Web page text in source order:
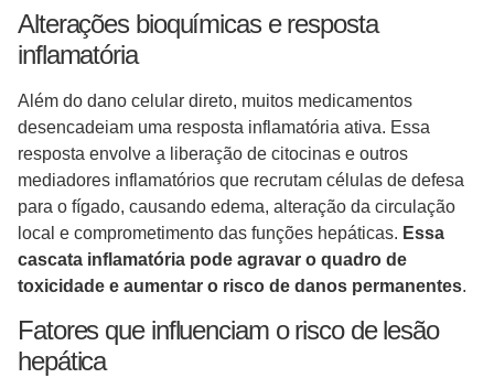
Alterações bioquímicas e resposta
inflamatória
Além do dano celular direto, muitos medicamentos
desencadeiam uma resposta inflamatória ativa. Essa
resposta envolve a liberação de citocinas e outros
mediadores inflamatórios que recrutam células de defesa
para o fígado, causando edema, alteração da circulação
local e comprometimento das funções hepáticas. Essa
cascata inflamatória pode agravar o quadro de
toxicidade e aumentar o risco de danos permanentes.
Fatores que influenciam o risco de lesão
hepática